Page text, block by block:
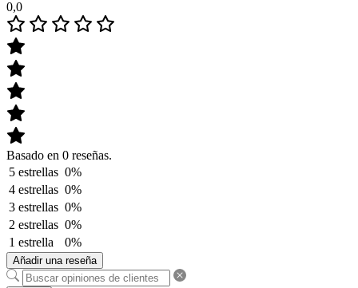
0,0
Basado en 0 reseñas.
5 estrellas 0%
4 estrellas 0%
3 estrellas 0%
2 estrellas 0%
1 estrella
0%
Añadir una reseña